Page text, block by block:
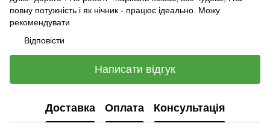
повну потужність і як нічник - працює ідеально. Можу
рекомендувати
Відповісти
Написати відгук
Доставка Оплата Консультація